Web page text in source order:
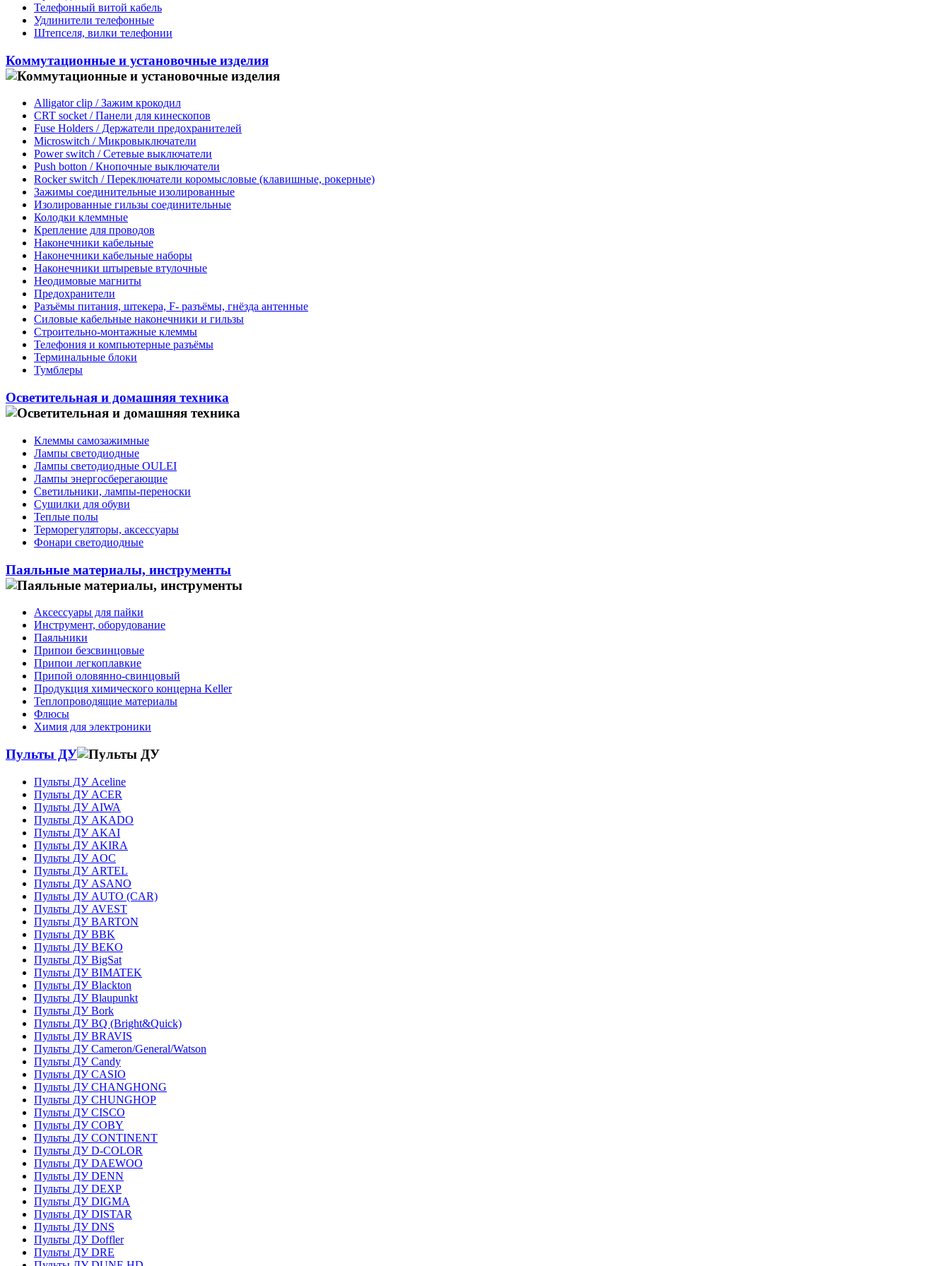
Телефонный витой кабель
Удлинители телефонные
Штепселя, вилки телефонии
Коммутационные и установочные изделия
Alligator clip / Зажим крокодил
CRT socket / Панели для кинескопов
Fuse Holders / Держатели предохранителей
Microswitch / Микровыключатели
Power switch / Сетевые выключатели
Push botton / Кнопочные выключатели
Rocker switch / Переключатели коромысловые (клавишные, рокерные)
Зажимы соединительные изолированные
Изолированные гильзы соединительные
Колодки клеммные
Крепление для проводов
Наконечники кабельные
Наконечники кабельные наборы
Наконечники штыревые втулочные
Неодимовые магниты
Предохранители
Разъёмы питания, штекера, F- разъёмы, гнёзда антенные
Силовые кабельные наконечники и гильзы
Строительно-монтажные клеммы
Телефония и компьютерные разъёмы
Терминальные блоки
Тумблеры
Осветительная и домашняя техника
Клеммы самозажимные
Лампы светодиодные
Лампы светодиодные OULEI
Лампы энергосберегающие
Светильники, лампы-переноски
Сушилки для обуви
Теплые полы
Терморегуляторы, аксессуары
Фонари светодиодные
Паяльные материалы, инструменты
Аксессуары для пайки
Инструмент, оборудование
Паяльники
Припои безсвинцовые
Припои легкоплавкие
Припой оловянно-свинцовый
Продукция химического концерна Keller
Теплопроводящие материалы
Флюсы
Химия для электроники
Пульты ДУ
Пульты ДУ Aceline
Пульты ДУ ACER
Пульты ДУ AIWA
Пульты ДУ AKADO
Пульты ДУ AKAI
Пульты ДУ AKIRA
Пульты ДУ AOC
Пульты ДУ ARTEL
Пульты ДУ ASANO
Пульты ДУ AUTO (CAR)
Пульты ДУ AVEST
Пульты ДУ BARTON
Пульты ДУ BBK
Пульты ДУ BEKO
Пульты ДУ BigSat
Пульты ДУ BIMATEK
Пульты ДУ Blackton
Пульты ДУ Blaupunkt
Пульты ДУ Bork
Пульты ДУ BQ (Bright&Quick)
Пульты ДУ BRAVIS
Пульты ДУ Cameron/General/Watson
Пульты ДУ Candy
Пульты ДУ CASIO
Пульты ДУ CHANGHONG
Пульты ДУ CHUNGHOP
Пульты ДУ CISCO
Пульты ДУ COBY
Пульты ДУ CONTINENT
Пульты ДУ D-COLOR
Пульты ДУ DAEWOO
Пульты ДУ DENN
Пульты ДУ DEXP
Пульты ДУ DIGMA
Пульты ДУ DISTAR
Пульты ДУ DNS
Пульты ДУ Doffler
Пульты ДУ DRE